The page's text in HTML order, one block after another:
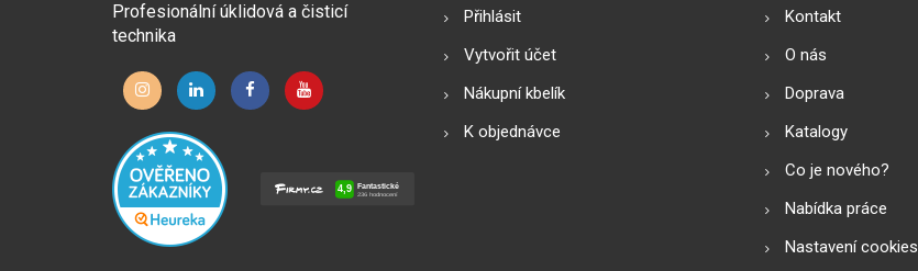
Profesionální úklidová a čisticí
technika
Přihlásit
Vytvořit účet
Nákupní kbelík
K objednávce
Kontakt
O nás
Doprava
Katalogy
Co je nového?
Nabídka práce
Nastavení cookies